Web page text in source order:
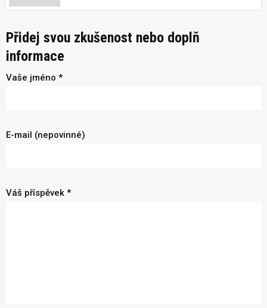
Přidej svou zkušenost nebo doplň
informace
Vaše jméno *
E-mail (nepovinné)
Váš příspěvek *